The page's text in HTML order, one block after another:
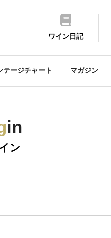
ワイン日記
テージチャート マガジン
in
ン